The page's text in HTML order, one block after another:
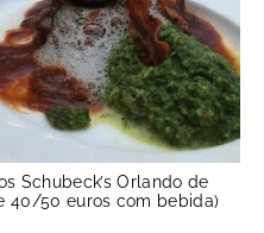
Schubeck’s Orlando de
40/50 euros com bebida)